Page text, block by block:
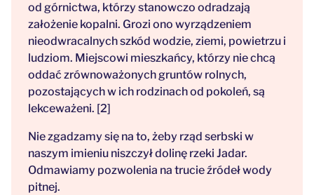
od górnictwa, którzy stanowczo odradzają
założenie kopalni. Grozi ono wyrządzeniem
nieodwracalnych szkód wodzie, ziemi, powietrzu i
ludziom. Miejscowi mieszkańcy, którzy nie chcą
oddać zrównoważonych gruntów rolnych,
pozostających w ich rodzinach od pokoleń, są
lekceważeni. [2]
Nie zgadzamy się na to, żeby rząd serbski w
naszym imieniu niszczył dolinę rzeki Jadar.
Odmawiamy pozwolenia na trucie źródeł wody
pitnej.